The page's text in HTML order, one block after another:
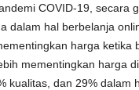
COVID-19, secara
dalam hal berbelanja
harga ketika
mementingkan harga
kualitas, dan 29% dalam